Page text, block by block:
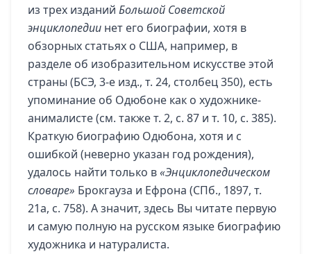
из трех изданий Большой Советской
энциклопедии нет его биографии, хотя в
обзорных статьях о США, например, в
разделе об изобразительном искусстве этой
страны (БСЭ, 3-е изд., т. 24, столбец 350), есть
упоминание об Одюбоне как о художнике-
анималисте (см. также т. 2, с. 87 и т. 10, с. 385).
Краткую биографию Одюбона, хотя и с
ошибкой (неверно указан год рождения),
удалось найти только в«Энциклопедическом
словаре» Брокгауза и Ефрона (СПб., 1897, т.
21а, с. 758). А значит, здесь Вы читате первую
и самую полную на русском языке биографию
художника и натуралиста.